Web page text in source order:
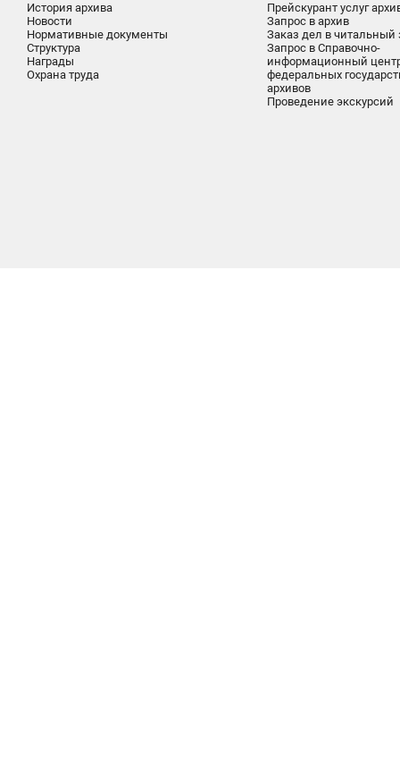
История архива
Новости
Нормативные документы
Структура
Награды
Охрана труда
Прейскурант услуг
Запрос в архив
Заказ дел в читальный
Запрос в Справочно-
информационный
федеральных
архивов
Проведение экскурсий